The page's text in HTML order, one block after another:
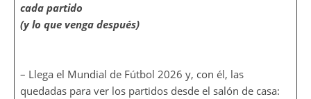
cada partido
(y lo que venga después)
– Llega el Mundial de Fútbol 2026 y, con él, las
quedadas para ver los partidos desde el salón de casa: